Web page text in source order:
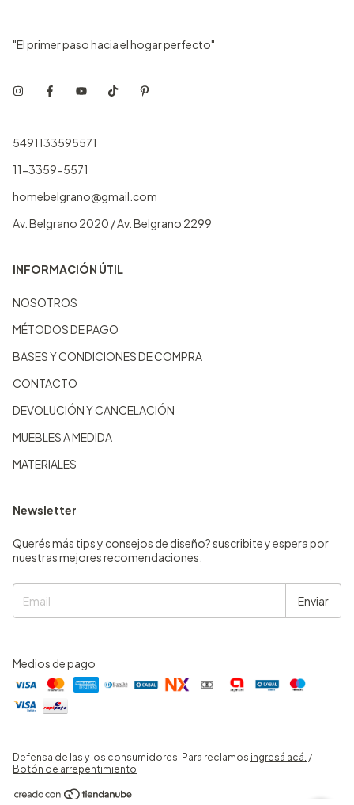
"El primer paso hacia el hogar perfecto"
5491133595571
11-3359-5571
homebelgrano@gmail.com
Av. Belgrano 2020 / Av. Belgrano 2299
INFORMACIÓN ÚTIL
NOSOTROS
MÉTODOS DE PAGO
BASES Y CONDICIONES DE COMPRA
CONTACTO
DEVOLUCIÓN Y CANCELACIÓN
MUEBLES A MEDIDA
MATERIALES
Newsletter
Querés más tips y consejos de diseño? suscribite y espera por
nuestras mejores recomendaciones.
Medios de pago
Defensa de las y los consumidores. Para reclamos ingresá acá. /
Botón de arrepentimiento